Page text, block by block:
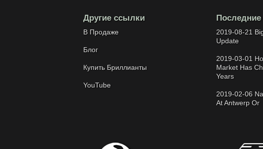
Другие ссылки
В Продаже
Блог
Купить Бриллианты
YouTube
2019-08-21
Update
2019-03-01
Market Has
Years
2019-02-06
At Antwerp Or